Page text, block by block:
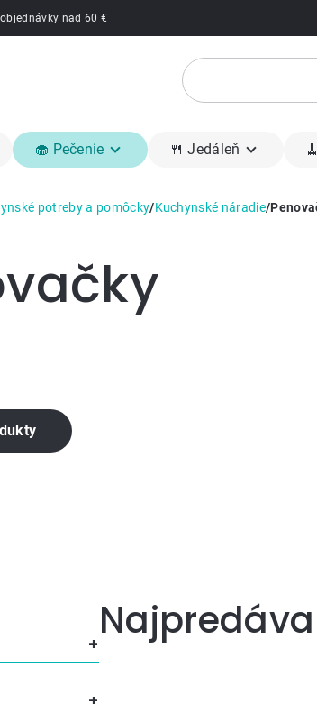
objednávky nad 60 €
🧁 Pečenie 🍴 Jedáleň
potreby a pomôcky/Kuchynské náradie/